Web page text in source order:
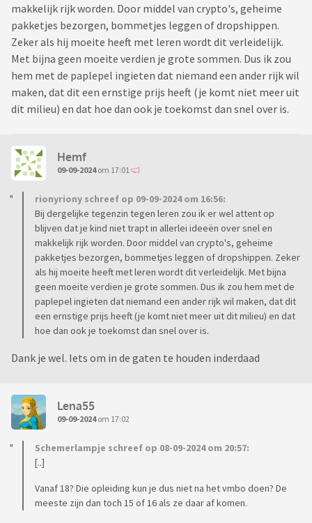
makkelijk rijk worden. Door middel van crypto's, geheime
pakketjes bezorgen, bommetjes leggen of dropshippen.
Zeker als hij moeite heeft met leren wordt dit verleidelijk.
Met bijna geen moeite verdien je grote sommen. Dus ik zou
hem met de paplepel ingieten dat niemand een ander rijk wil
maken, dat dit een ernstige prijs heeft (je komt niet meer uit
dit milieu) en dat hoe dan ook je toekomst dan snel over is.
Hemf
09-09-2024om 17:01
rionyriony schreef op 09-09-2024 om 16:56:
Bij dergelijke tegenzin tegen leren zou ik er wel attent op
blijven dat je kind niet trapt in allerlei ideeën over snel en
makkelijk rijk worden. Door middel van crypto's, geheime
pakketjes bezorgen, bommetjes leggen of dropshippen. Zeker
als hij moeite heeft met leren wordt dit verleidelijk. Met bijna
geen moeite verdien je grote sommen. Dus ik zou hem met de
paplepel ingieten dat niemand een ander rijk wil maken, dat dit
een ernstige prijs heeft (je komt niet meer uit dit milieu) en dat
hoe dan ook je toekomst dan snel over is.
Dank je wel. Iets om in de gaten te houden inderdaad
Lena55
09-09-2024om 17:02
Schemerlampje schreef op 08-09-2024 om 20:57:
[..]
Vanaf 18? Die opleiding kun je dus niet na het vmbo doen? De
meeste zijn dan toch 15 of 16 als ze daar af komen.